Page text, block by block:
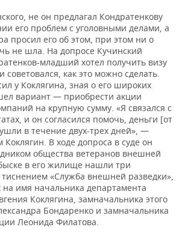
не он предлагал Кондратенкову
его проблем с уголовными делами, а
просил его об этом, при этом ни о
не шла. На допросе Кучинский
младший хотел получить визу
как это можно сделать.
у Коклягина, зная о его широких
вариант — приобрести акции
на крупную сумму. «Я связался с
и он согласился помочь, деньги [от
в течение двух-трех дней», —
Коклягин. В ходе допроса в суде он
общества ветеранов внешней
в его жилище нашли три
тиснением «Служба внешней разведки»,
имя начальника департамента
Коклягина, замначальника этого
Бондаренко и замначальника
Леонида Филатова.